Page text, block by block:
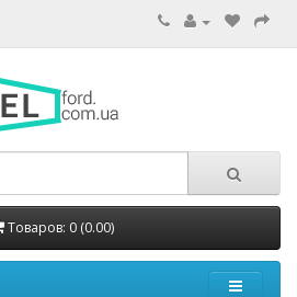
Товаров: 0 (0.00)